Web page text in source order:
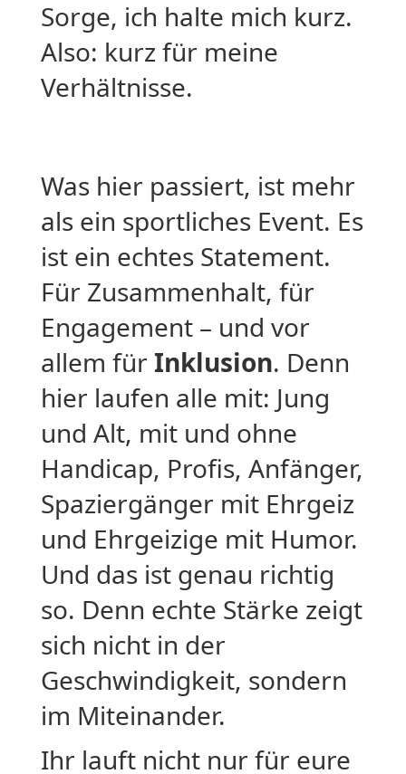
Sorge, ich halte mich kurz.
Also: kurz für meine
Verhältnisse.
Was hier passiert, ist mehr
als ein sportliches Event. Es
ist ein echtes Statement.
Für Zusammenhalt, für
Engagement – und vor
allem für Inklusion. Denn
hier laufen alle mit: Jung
und Alt, mit und ohne
Handicap, Profis, Anfänger,
Spaziergänger mit Ehrgeiz
und Ehrgeizige mit Humor.
Und das ist genau richtig
so. Denn echte Stärke zeigt
sich nicht in der
Geschwindigkeit, sondern
im Miteinander.
Ihr lauft nicht nur für eure